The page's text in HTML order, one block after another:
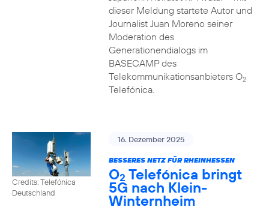
dieser Meldung startete Autor und
Journalist Juan Moreno seiner
Moderation des
Generationendialogs im
BASECAMP des
Telekommunikationsanbieters O2
Telefónica.
Credits: Telefónica
Deutschland
16. Dezember 2025
BESSERES NETZ FÜR RHEINHESSEN
O2 Telefónica bringt
5G nach Klein-
Winternheim